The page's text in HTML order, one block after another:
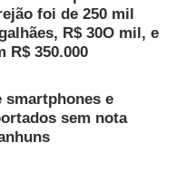
foi de 250 mil
R$ 30O mil, e
R$ 350.000
smartphones e
sem nota